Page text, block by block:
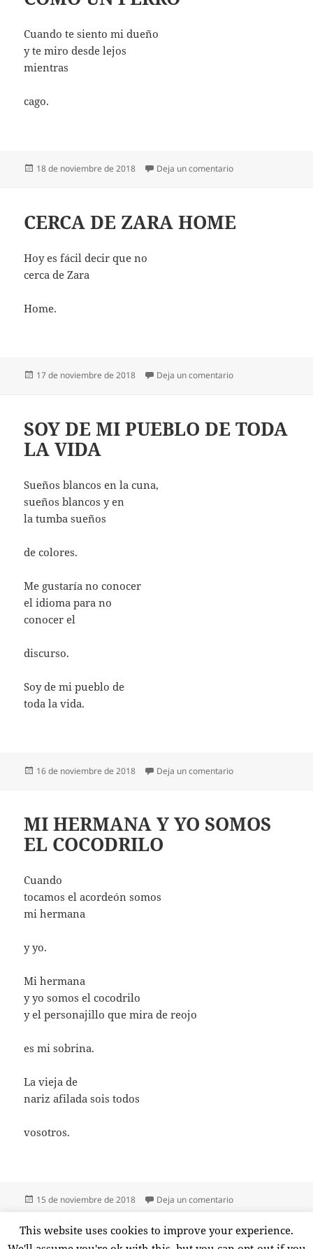
Cuando te siento mi dueño
y te miro desde lejos
mientras
cago.
Publicado
18 de noviembre de 2018 Deja un comentarioen COMO UN PERRO
CERCA DE ZARA HOME
Hoy es fácil decir que no
cerca de Zara
Home.
Publicado
17 de noviembre de 2018 Deja un comentarioen CERCA DE ZARA
SOY DE MI PUEBLO DE TODA
LA VIDA
Sueños blancos en la cuna,
sueños blancos y en
la tumba sueños
de colores.
Me gustaría no conocer
el idioma para no
conocer el
discurso.
Soy de mi pueblo de
toda la vida.
Publicado
16 de noviembre de 2018 Deja un comentarioen SOY DE MI
MI HERMANA Y YO SOMOS
EL COCODRILO
Cuando
tocamos el acordeón somos
mi hermana
y yo.
Mi hermana
y yo somos el cocodrilo
y el personajillo que mira de reojo
es mi sobrina.
La vieja de
nariz afilada sois todos
vosotros.
Publicado
15 de noviembre de 2018 Deja un comentarioen MI HERMANA Y
Paginación
de
PÁGINA1
This website uses cookies to improve your experience.